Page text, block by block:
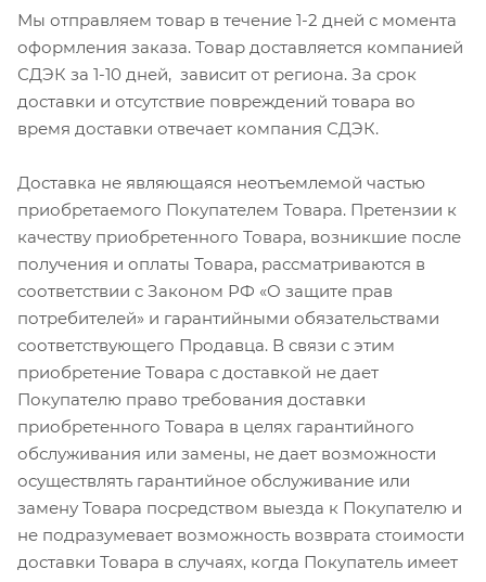
Мы отправляем товар в течение 1-2 дней с момента
оформления заказа. Товар доставляется компанией
СДЭК за 1-10 дней, зависит от региона. За срок
доставки и отсутствие повреждений товара во
время доставки отвечает компания СДЭК.
Доставка не являющаяся неотъемлемой частью
приобретаемого Покупателем Товара. Претензии к
качеству приобретенного Товара, возникшие после
получения и оплаты Товара, рассматриваются в
соответствии с Законом РФ «О защите прав
потребителей» и гарантийными обязательствами
соответствующего Продавца. В связи с этим
приобретение Товара с доставкой не дает
Покупателю право требования доставки
приобретенного Товара в целях гарантийного
обслуживания или замены, не дает возможности
осуществлять гарантийное обслуживание или
замену Товара посредством выезда к Покупателю и
не подразумевает возможность возврата стоимости
доставки Товара в случаях, когда Покупатель имеет